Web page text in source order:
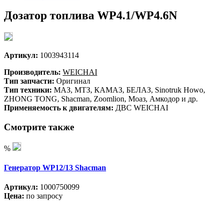
Дозатор топлива WP4.1/WP4.6N
Артикул: 1003943114
Производитель: WEICHAI
Тип запчасти: Оригинал
Тип техники: МАЗ, МТЗ, КАМАЗ, БЕЛАЗ, Sinotruk Howo,
ZHONG TONG, Shacman, Zoomlion, Моаз, Амкодор и др.
Применяемость к двигателям: ДВС WEICHAI
Смотрите также
%
Генератор WP12/13 Shacman
Артикул: 1000750099
Цена: по запросу